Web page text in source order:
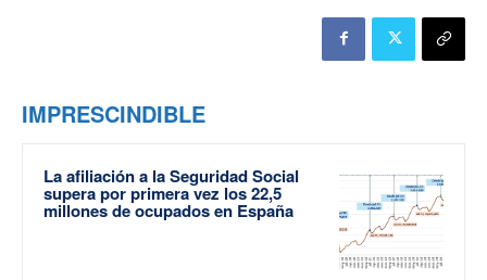
IMPRESCINDIBLE
La afiliación a la Seguridad Social
supera por primera vez los 22,5
millones de ocupados en España